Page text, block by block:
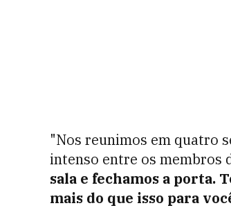
"Nos reunimos em quatro
intenso entre os membros
sala e fechamos a porta.
mais do que isso para